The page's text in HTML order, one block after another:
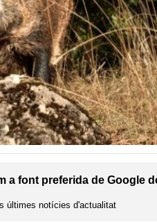
a font preferida de Google
últimes notícies d'actualitat